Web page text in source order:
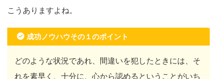
こうありますよね。
成功ノウハウその１のポイント
どのような状況であれ、間違いを犯したときには、そ
れを素早く、十分に、心から認めるということがいち